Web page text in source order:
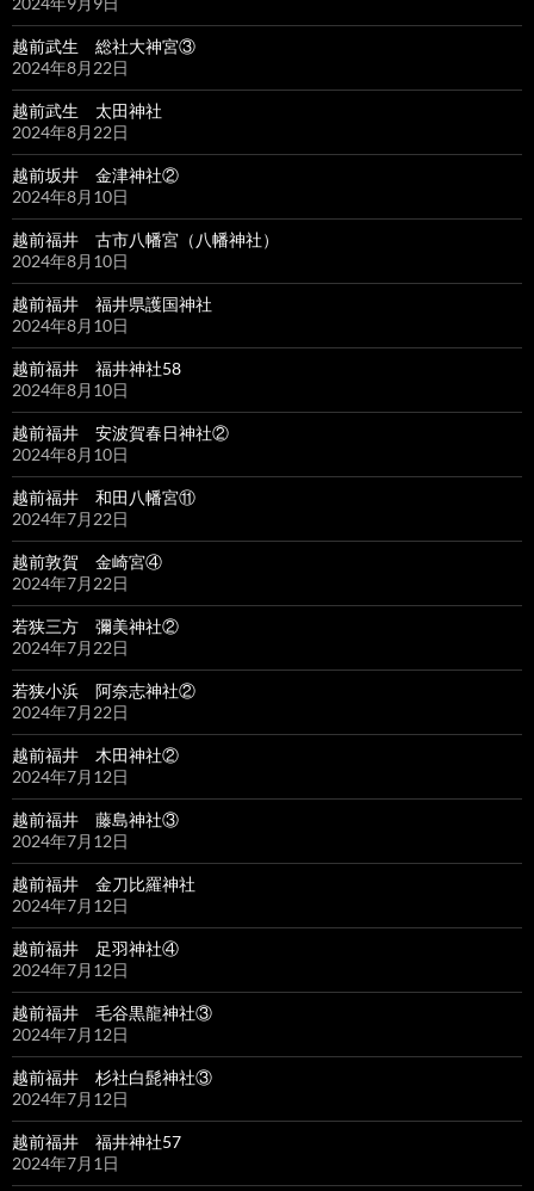
越前武生 総社大神宮③
2024年8月22日
越前武生 太田神社
2024年8月22日
越前坂井 金津神社②
2024年8月10日
越前福井 古市八幡宮（八幡神社）
2024年8月10日
越前福井 福井県護国神社
2024年8月10日
越前福井 福井神社58
2024年8月10日
越前福井 安波賀春日神社②
2024年8月10日
越前福井 和田八幡宮⑪
2024年7月22日
越前敦賀 金崎宮④
2024年7月22日
若狭三方 彌美神社②
2024年7月22日
若狭小浜 阿奈志神社②
2024年7月22日
越前福井 木田神社②
2024年7月12日
越前福井 藤島神社③
2024年7月12日
越前福井 金刀比羅神社
2024年7月12日
越前福井 足羽神社④
2024年7月12日
越前福井 毛谷黒龍神社③
2024年7月12日
越前福井 杉社白髭神社③
2024年7月12日
越前福井 福井神社57
2024年7月1日